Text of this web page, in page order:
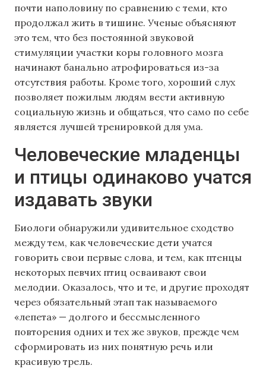
почти наполовину по сравнению с теми, кто
продолжал жить в тишине. Ученые объясняют
это тем, что без постоянной звуковой
стимуляции участки коры головного мозга
начинают банально атрофироваться из-за
отсутствия работы. Кроме того, хороший слух
позволяет пожилым людям вести активную
социальную жизнь и общаться, что само по себе
является лучшей тренировкой для ума.
Человеческие младенцы
и птицы одинаково учатся
издавать звуки
Биологи обнаружили удивительное сходство
между тем, как человеческие дети учатся
говорить свои первые слова, и тем, как птенцы
некоторых певчих птиц осваивают свои
мелодии. Оказалось, что и те, и другие проходят
через обязательный этап так называемого
«лепета» — долгого и бессмысленного
повторения одних и тех же звуков, прежде чем
сформировать из них понятную речь или
красивую трель.